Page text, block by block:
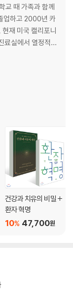
교 때 가족과 함께
업하고 2000년 카
재 미국 캘리포니
실에서 열정적으
초신경통이 흔하
건강과 치유의 비밀 +
환자 혁명
47,700원
10%